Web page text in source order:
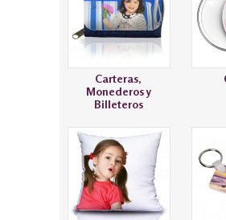
Carteras,
Monederos y
Billeteros